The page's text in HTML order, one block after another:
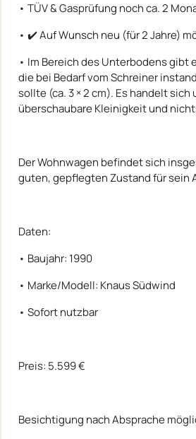
• TÜV & Gasprüfung noch ca. 2
• ✔️ Auf Wunsch neu (für 2 Jahre)
• Im Bereich des Unterbodens gibt
die bei Bedarf vom Schreiner
sollte (ca. 3 × 2 cm). Es handelt sich
überschaubare Kleinigkeit und
Der Wohnwagen befindet sich
guten, gepflegten Zustand für sein
Daten:
• Baujahr: 1990
• Marke/Modell: Knaus Südwind
• Sofort nutzbar
Preis: 5.599 €
Besichtigung nach Absprache